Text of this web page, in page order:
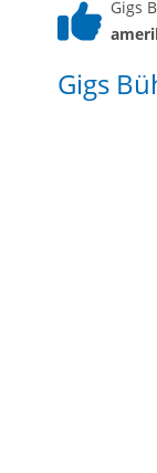
Gigs
Gigs